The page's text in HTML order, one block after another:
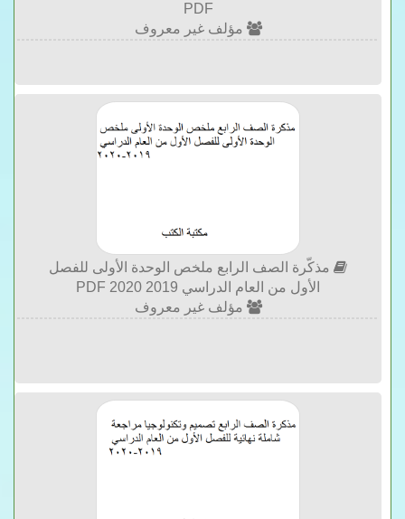
PDF
مؤلف غير معروف
مذكّرة الصف الرابع ملخص الوحدة الأولى للفصل
الأول من العام الدراسي 2019 2020 PDF
مؤلف غير معروف